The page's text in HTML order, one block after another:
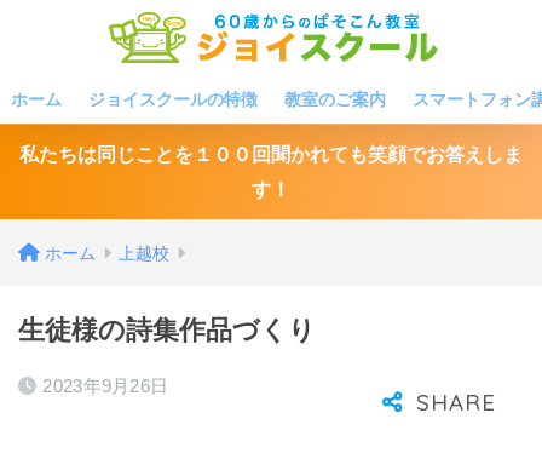
ホーム ジョイスクールの特徴 教室のご案内 スマートフォン
私たちは同じことを１００回聞かれても笑顔でお答えしま
す！
ホーム 上越校
生徒様の詩集作品づくり
2023年9月26日